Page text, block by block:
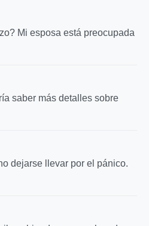
Mi esposa está preocupada
saber más detalles sobre
dejarse llevar por el pánico.